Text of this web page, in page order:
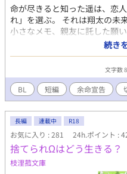
命が尽きると知った遥は、恋
れ」を選ぶ。 それは翔太の未
小さなメモ、親友に託した願
数々は、翔太の心を深く揺さ
く。 涙と希望が交差する、切
続き
文字数
BL 短編 余命宣告
長編 連載中 R18
お気に入り : 281 24h.ポイント :
捨てられΩはどう生きる？
枝浬菰文庫